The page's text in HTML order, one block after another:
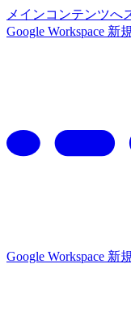
メインコンテンツへ
Google Workspace
Google Workspace